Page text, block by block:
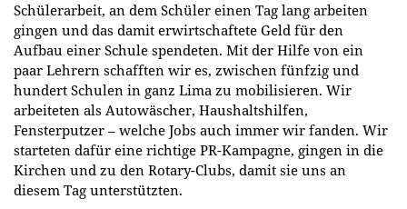
Schülerarbeit, an dem Schüler einen Tag lang arbeiten
gingen und das damit erwirtschaftete Geld für den
Aufbau einer Schule spendeten. Mit der Hilfe von ein
paar Lehrern schafften wir es, zwischen fünfzig und
hundert Schulen in ganz Lima zu mobilisieren. Wir
arbeiteten als Autowäscher, Haushaltshilfen,
Fensterputzer – welche Jobs auch immer wir fanden. Wir
starteten dafür eine richtige PR-Kampagne, gingen in die
Kirchen und zu den Rotary-Clubs, damit sie uns an
diesem Tag unterstützten.